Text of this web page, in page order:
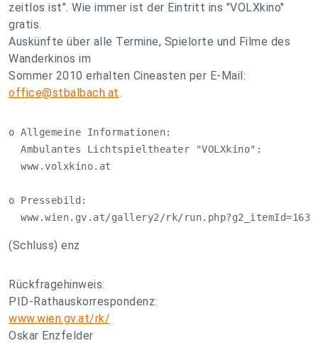
zeitlos ist". Wie immer ist der Eintritt ins "VOLXkino"
gratis.
Auskünfte über alle Termine, Spielorte und Filme des
Wanderkinos im
Sommer 2010 erhalten Cineasten per E-Mail:
office@stbalbach.at.
o Allgemeine Informationen:
  Ambulantes Lichtspieltheater "VOLXkino":
  www.volxkino.at
o Pressebild:
  www.wien.gv.at/gallery2/rk/run.php?g2_itemId=1630
(Schluss) enz
Rückfragehinweis:
PID-Rathauskorrespondenz:
www.wien.gv.at/rk/
Oskar Enzfelder